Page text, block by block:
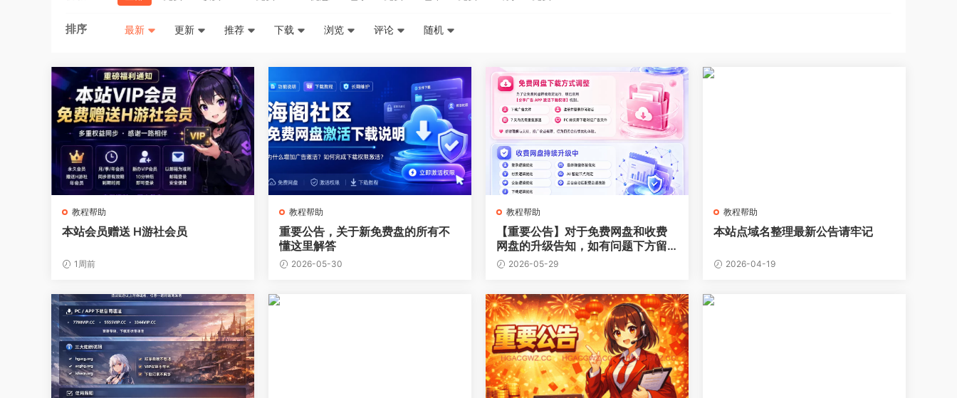
排序 最新 更新 推荐 下载 浏览 评论 随机
教程帮助
本站会员赠送 H游社会员
1周前
教程帮助
重要公告，关于新免费盘的所有不
懂这里解答
2026-05-30
教程帮助
【重要公告】对于免费网盘和收费
网盘的升级告知，如有问题下方留
言 2026-05-29
教程帮助
本站点域名整理最新公告请牢记
2026-04-19